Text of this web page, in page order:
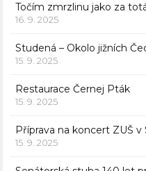
Točím zmrzlinu jako za
16. 9. 2025
Studená – Okolo jižních
15. 9. 2025
Restaurace Černej Pták
15. 9. 2025
Příprava na koncert ZUŠ v
15. 9. 2025